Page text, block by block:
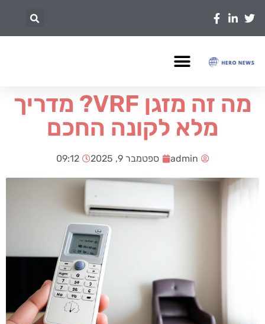
מה זה מזגן VRF? מדריך
מלא לקונה החכם
admin ספטמבר 9, 2025 09:12